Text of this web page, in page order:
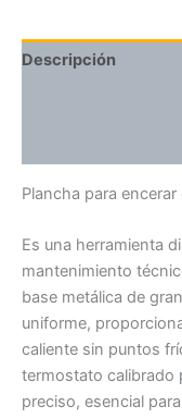
Descripción
Plancha para
Es una herramienta
mantenimiento
base metálica de
uniforme,
caliente sin puntos
termostato calibrado
preciso, esencial